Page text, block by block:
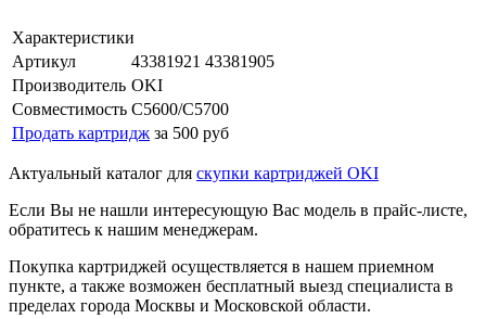
Характеристики
Артикул
43381921 43381905
Производитель OKI
Совместимость C5600/C5700
Продать картридж за 500 руб
Актуальный каталог для скупки картриджей OKI
Если Вы не нашли интересующую Вас модель в прайс-листе,
обратитесь к нашим менеджерам.
Покупка картриджей осуществляется в нашем приемном
пункте, а также возможен бесплатный выезд специалиста в
пределах города Москвы и Московской области.